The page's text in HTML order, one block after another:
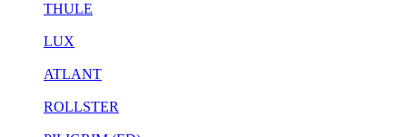
THULE
LUX
ATLANT
ROLLSTER